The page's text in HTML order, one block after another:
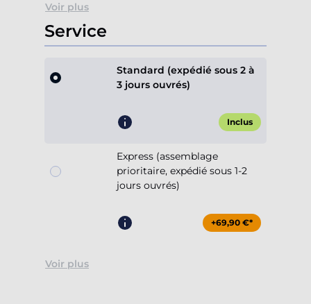
Voir plus
Service
Standard (expédié sous 2 à
3 jours ouvrés)
Inclus
Express (assemblage
prioritaire, expédié sous 1-2
jours ouvrés)
+69,90 €*
Voir plus